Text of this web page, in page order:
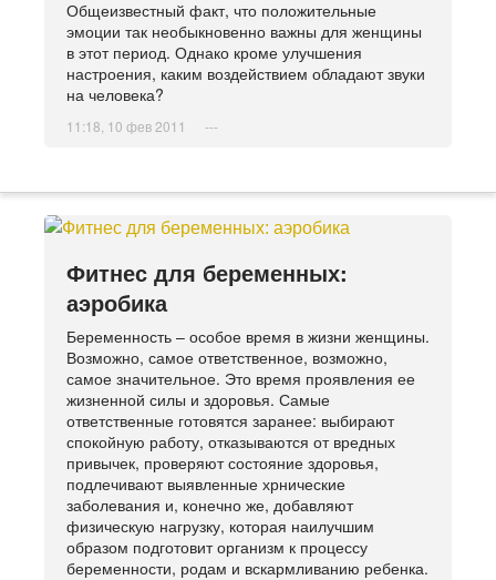
Общеизвестный факт, что положительные
эмоции так необыкновенно важны для женщины
в этот период. Однако кроме улучшения
настроения, каким воздействием обладают звуки
на человека?
11:18, 10 фев 2011 ---
Фитнес для беременных:
аэробика
Беременность – особое время в жизни женщины.
Возможно, самое ответственное, возможно,
самое значительное. Это время проявления ее
жизненной силы и здоровья. Самые
ответственные готовятся заранее: выбирают
спокойную работу, отказываются от вредных
привычек, проверяют состояние здоровья,
подлечивают выявленные хрнические
заболевания и, конечно же, добавляют
физическую нагрузку, которая наилучшим
образом подготовит организм к процессу
беременности, родам и вскармливанию ребенка.